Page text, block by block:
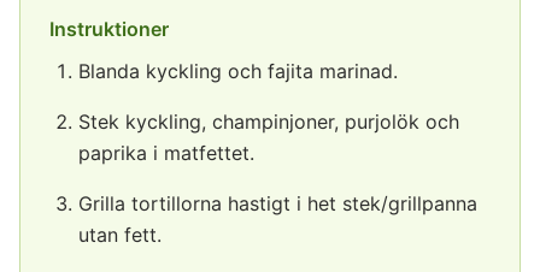
Instruktioner
Blanda kyckling och fajita marinad.
Stek kyckling, champinjoner, purjolök och
paprika i matfettet.
Grilla tortillorna hastigt i het stek/grillpanna
utan fett.